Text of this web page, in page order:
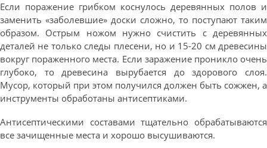
Если поражение грибком коснулось деревянных полов и
заменить «заболевшие» доски сложно, то поступают таким
образом. Острым ножом нужно счистить с деревянных
деталей не только следы плесени, но и 15-20 см древесины
вокруг пораженного места. Если заражение проникло очень
глубоко, то древесина вырубается до здорового слоя.
Мусор, который при этом получился должен быть сожжен, а
инструменты обработаны антисептиками.
Антисептическими составами тщательно обрабатываются
все зачищенные места и хорошо высушиваются.